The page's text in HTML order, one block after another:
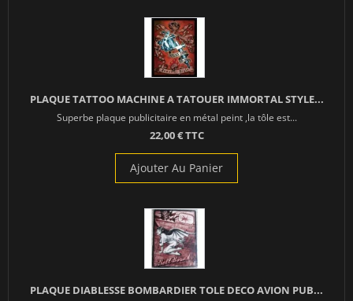
PLAQUE TATTOO MACHINE A TATOUER IMMORTAL STYLE...
Superbe plaque publicitaire en métal peint ,la tôle est...
22,00 € TTC
Ajouter Au Panier
PLAQUE DIABLESSE BOMBARDIER TOLE DECO AVION PUB...